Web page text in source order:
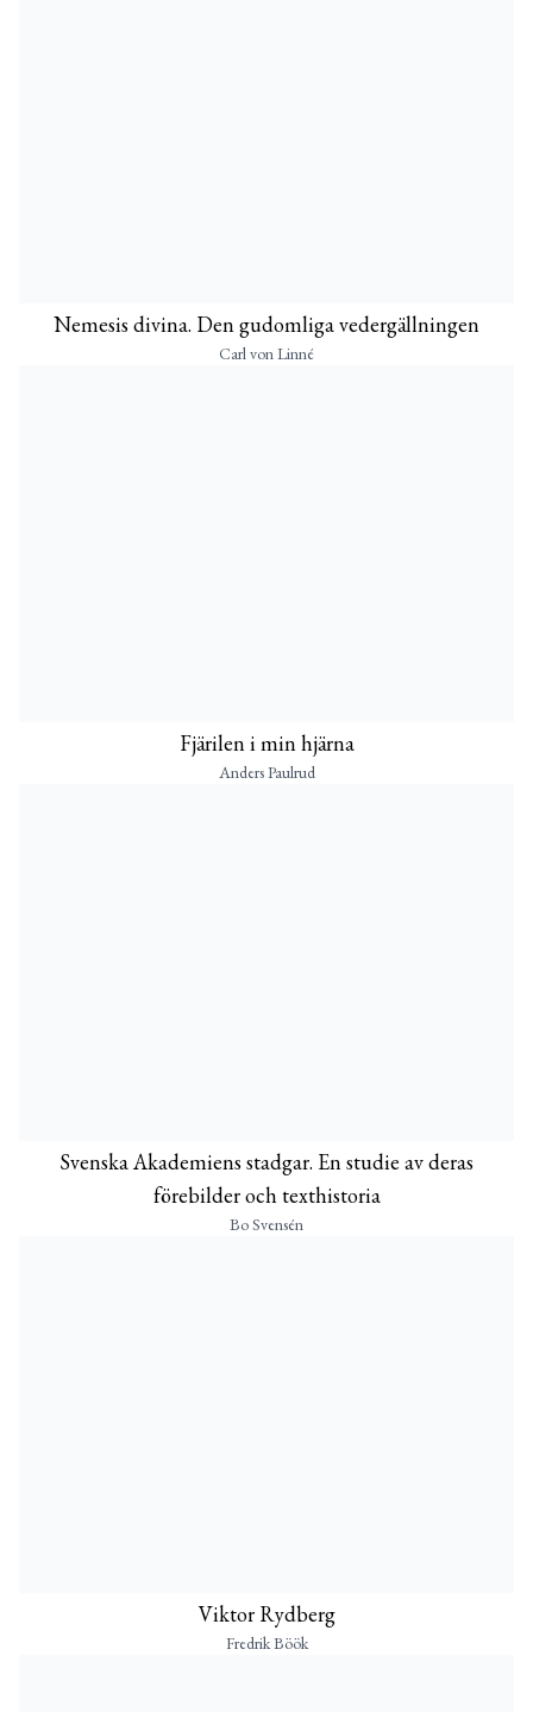
Nemesis divina. Den gudomliga vedergällningen
Carl von Linné
Fjärilen i min hjärna
Anders Paulrud
Svenska Akademiens stadgar. En studie av deras
förebilder och texthistoria
Bo Svensén
Viktor Rydberg
Fredrik Böök